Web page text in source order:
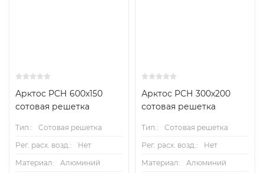
Арктос РСН 600x150
сотовая решетка
Тип.:
Сотовая решетка
Рег. расх. возд.:
Нет
Материал:
Алюминий
Арктос РСН 300x200
сотовая решетка
Тип.:
Сотовая решетка
Рег. расх. возд.:
Нет
Материал:
Алюминий